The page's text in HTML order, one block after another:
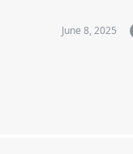
June 8, 2025